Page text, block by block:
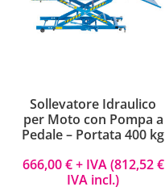
Sollevatore Idraulico
per Moto con Pompa a
Pedale – Portata 400 kg
666,00€+ IVA (812,52€
IVA incl.)